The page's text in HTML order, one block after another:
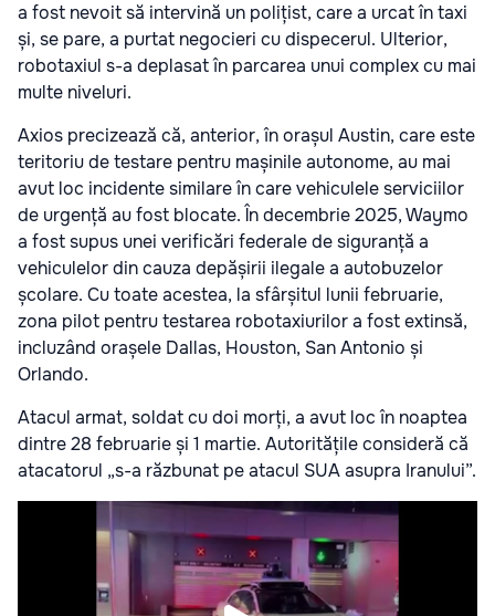
a fost nevoit să intervină un polițist, care a urcat în taxi
și, se pare, a purtat negocieri cu dispecerul. Ulterior,
robotaxiul s-a deplasat în parcarea unui complex cu mai
multe niveluri.
Axios precizează că, anterior, în orașul Austin, care este
teritoriu de testare pentru mașinile autonome, au mai
avut loc incidente similare în care vehiculele serviciilor
de urgență au fost blocate. În decembrie 2025, Waymo
a fost supus unei verificări federale de siguranță a
vehiculelor din cauza depășirii ilegale a autobuzelor
școlare. Cu toate acestea, la sfârșitul lunii februarie,
zona pilot pentru testarea robotaxiurilor a fost extinsă,
incluzând orașele Dallas, Houston, San Antonio și
Orlando.
Atacul armat, soldat cu doi morți, a avut loc în noaptea
dintre 28 februarie și 1 martie. Autoritățile consideră că
atacatorul „s-a răzbunat pe atacul SUA asupra Iranului”.